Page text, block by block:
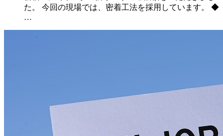
た。 今回の現場では、密着工法を採用しています。 ◆
…